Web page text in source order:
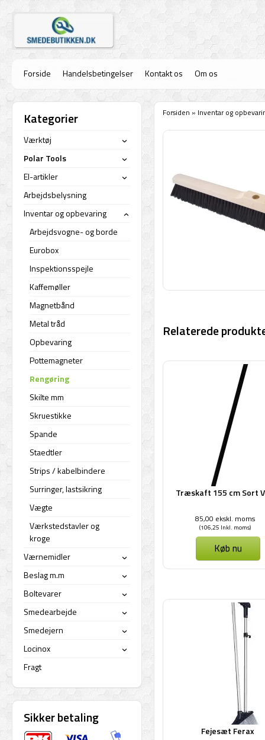
Forside Handelsbetingelser Kontakt os Om os
Forsiden » Inventar og
Relaterede
Træskaft 155 cm Sort
85,00 ekskl. moms
(106,25 Inkl. moms)
Køb nu
Fejesæt Ferax
Kategorier
Værktøj ›
Polar Tools ›
El-artikler ›
Arbejdsbelysning
Inventar og opbevaring
›
Arbejdsvogne- og borde
Eurobox
Inspektionsspejle
Kaffemøller
Magnetbånd
Metal tråd
Opbevaring
Pottemagneter
Rengøring
Skilte mm
Skruestikke
Spande
Staedtler
Strips / kabelbindere
Surringer, lastsikring
Vægte
Værkstedstavler og
kroge
Værnemidler
›
Beslag m.m ›
Boltevarer ›
Smedearbejde ›
Smedejern ›
Locinox ›
Fragt
Sikker betaling